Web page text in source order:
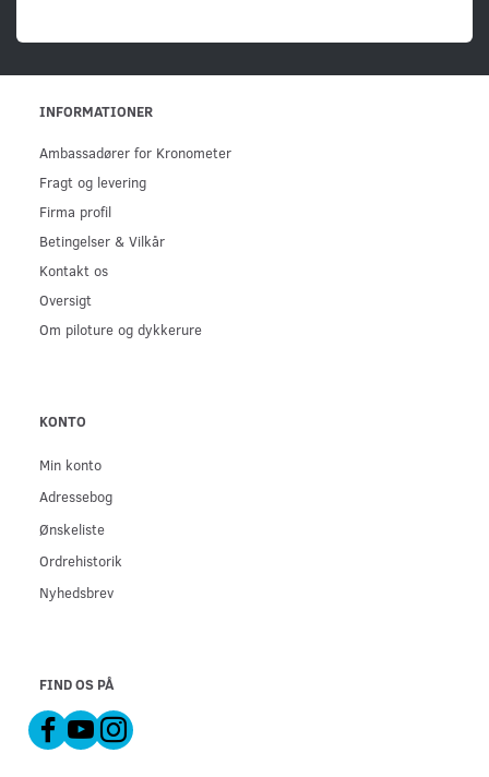
INFORMATIONER
Ambassadører for Kronometer
Fragt og levering
Firma profil
Betingelser & Vilkår
Kontakt os
Oversigt
Om piloture og dykkerure
KONTO
Min konto
Adressebog
Ønskeliste
Ordrehistorik
Nyhedsbrev
FIND OS PÅ